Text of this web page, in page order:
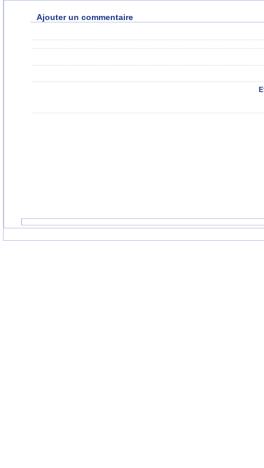
Ajouter un commentaire